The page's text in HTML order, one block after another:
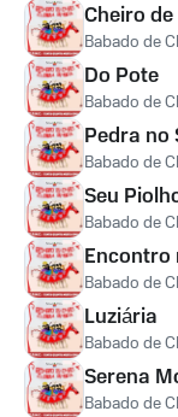
Cheiro
Babado de
Do Pote
Babado de
Pedra no
Babado de
Seu
Babado de
Encontro
Babado de
Luziária
Babado de
Serena
Babado de